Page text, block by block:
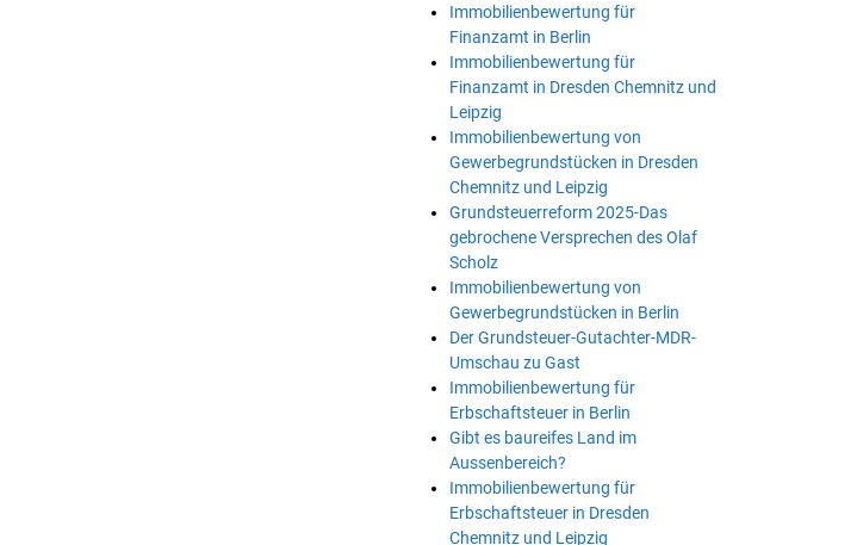
Immobilienbewertung für
Finanzamt in Berlin
Immobilienbewertung für
Finanzamt in Dresden Chemnitz und
Leipzig
Immobilienbewertung von
Gewerbegrundstücken in Dresden
Chemnitz und Leipzig
Grundsteuerreform 2025-Das
gebrochene Versprechen des Olaf
Scholz
Immobilienbewertung von
Gewerbegrundstücken in Berlin
Der Grundsteuer-Gutachter-MDR-
Umschau zu Gast
Immobilienbewertung für
Erbschaftsteuer in Berlin
Gibt es baureifes Land im
Aussenbereich?
Immobilienbewertung für
Erbschaftsteuer in Dresden
Chemnitz und Leipzig